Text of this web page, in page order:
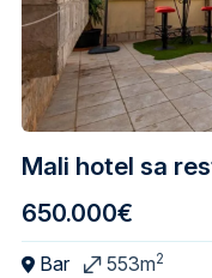
Mali hotel sa
650.000€
Bar 553m2